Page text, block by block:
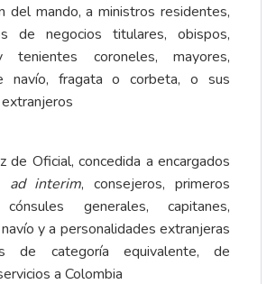
del mando, a ministros residentes,
de negocios titulares, obispos,
tenientes coroneles, mayores,
navío, fragata o corbeta, o sus
Oficial, concedida a encargados
ad interim, consejeros, primeros
cónsules generales, capitanes,
y a personalidades extranjeras
de categoría equivalente, de
a Colombia